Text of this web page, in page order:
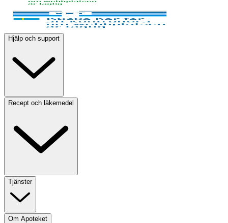
Hjälp och support
Recept och läkemedel
Tjänster
Om Apoteket